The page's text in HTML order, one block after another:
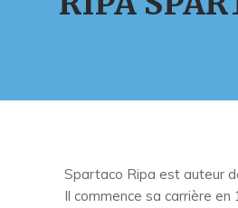
Spartaco Ripa est auteur
Il commence sa carrière